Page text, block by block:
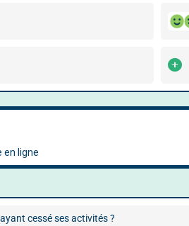
cessé ses activités ?